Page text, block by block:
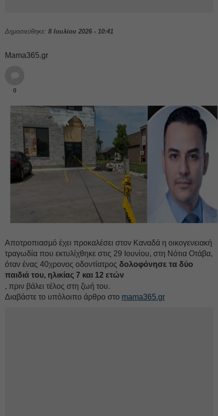
Δημοσιεύθηκε: 8 Ιουλίου 2026 - 10:41
Mama365.gr
0
Αποτροπιασμό έχει προκαλέσει στον Καναδά η οικογενειακή
τραγωδία που εκτυλίχθηκε στις 29 Ιουνίου, στη Νότια Οτάβα,
όταν ένας 40χρονος οδοντίατρος δολοφόνησε τα δύο
παιδιά του, ηλικίας 7 και 12 ετών
, πριν βάλει τέλος στη ζωή του.
Διαβάστε το υπόλοιπο άρθρο στο mama365.gr